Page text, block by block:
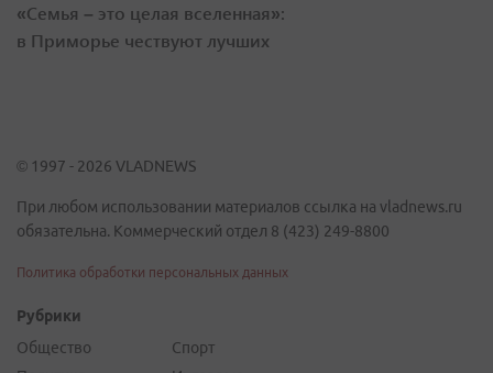
«Семья – это целая вселенная»:
в Приморье чествуют лучших
© 1997 - 2026 VLADNEWS
При любом использовании материалов ссылка на vladnews.ru
обязательна. Коммерческий отдел 8 (423) 249-8800
Политика обработки персональных данных
Рубрики
Общество
Спорт